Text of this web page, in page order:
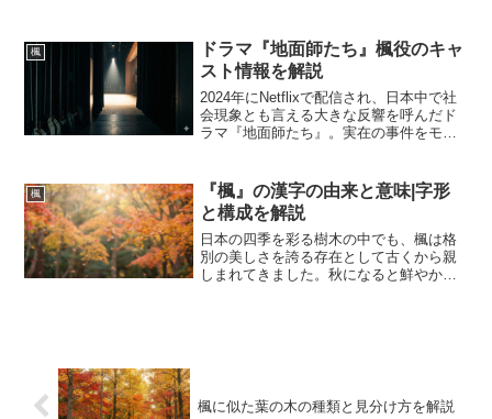
み方に独特の響きを持っています。初め
てその名前を目にした際...
楓
ドラマ『地面師たち』楓役のキャ
スト情報を解説
2024年にNetflixで配信され、日本中で社
会現象とも言える大きな反響を呼んだド
ラマ『地面師たち』。実在の事件をモデ
競演や、スリリングな展開で多くの視聴
者を釘付けに...
楓
『楓』の漢字の由来と意味|字形
と構成を解説
日本の四季を彩る樹木の中でも、楓は格
別の美しさを誇る存在として古くから親
しまれてきました。秋になると鮮やかに
楓に似た葉の木の種類と見分け方を解説